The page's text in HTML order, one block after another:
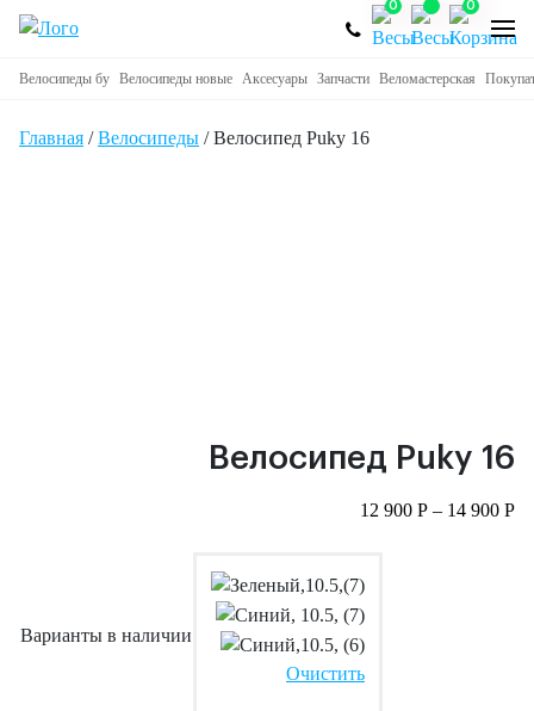
0 0
Велосипеды бу Велосипеды новые Аксесуары Запчасти Веломастерская
Главная /Велосипеды / Велосипед Puky 16
Велосипед Puky 16
12 900 Р – 14 900 Р
Варианты в наличии
Очистить